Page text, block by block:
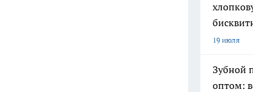
19 июля
Зубной
оптом: